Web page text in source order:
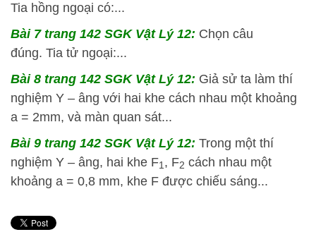
Tia hồng ngoại có:...
Bài 7 trang 142 SGK Vật Lý 12: Chọn câu
đúng. Tia tử ngoại:...
Bài 8 trang 142 SGK Vật Lý 12: Giả sử ta làm thí
nghiệm Y – âng với hai khe cách nhau một khoảng
a = 2mm, và màn quan sát...
Bài 9 trang 142 SGK Vật Lý 12: Trong một thí
nghiệm Y – âng, hai khe F1, F2 cách nhau một
khoảng a = 0,8 mm, khe F được chiếu sáng...